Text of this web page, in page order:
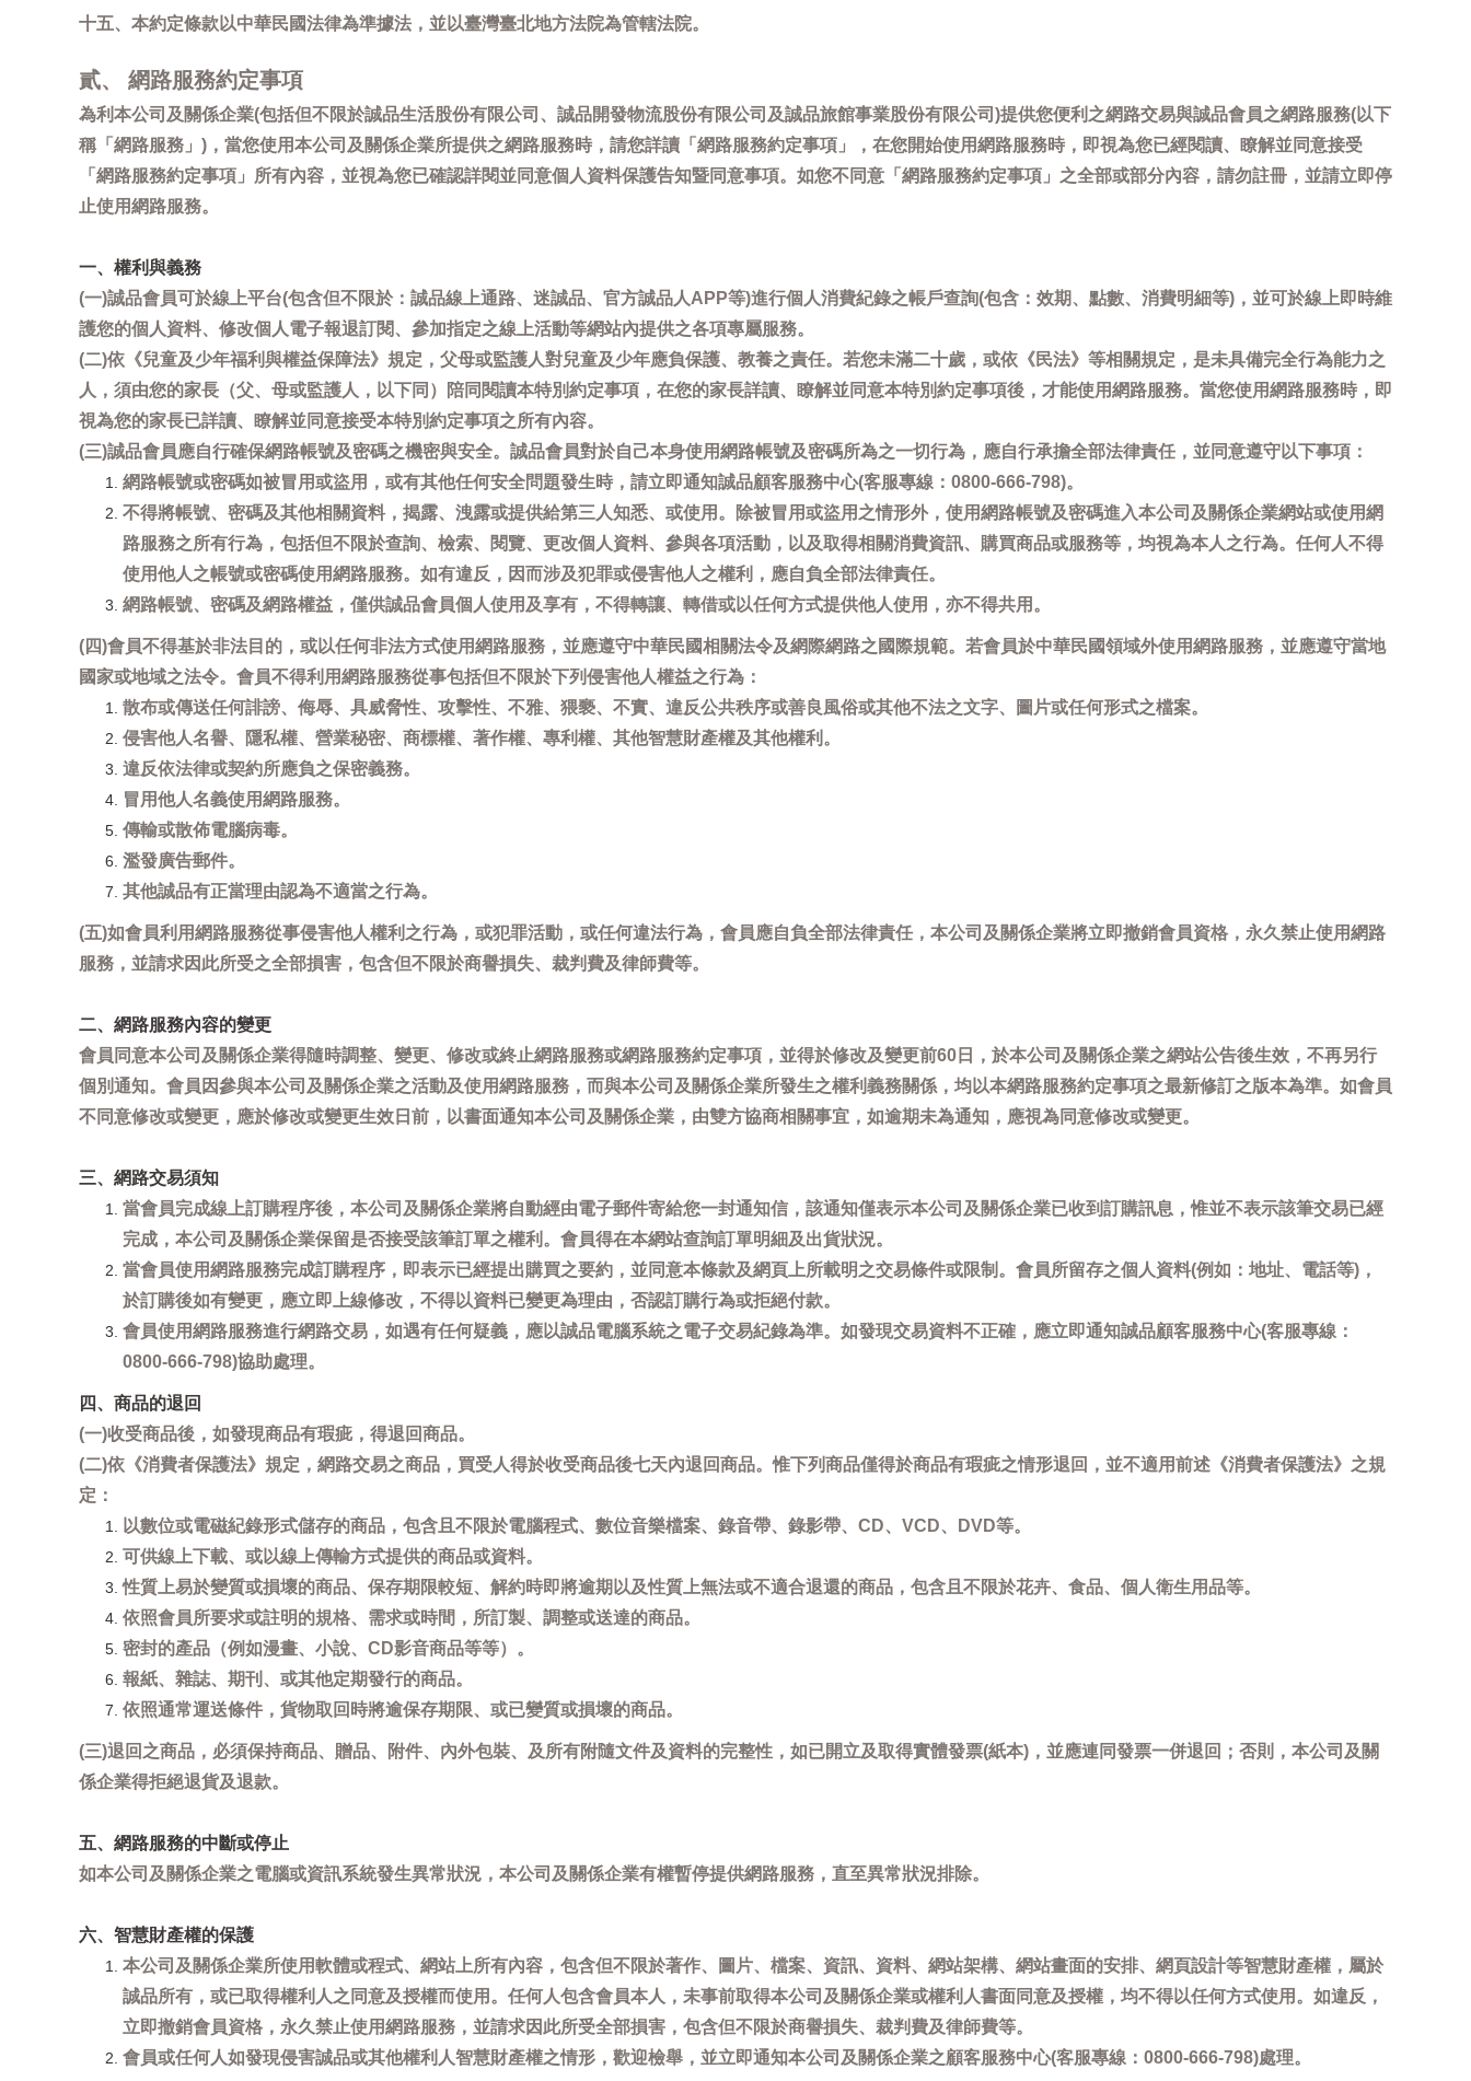
十五、本約定條款以中華民國法律為準據法，並以臺灣臺北地方法院為管轄法院。
貳、 網路服務約定事項
為利本公司及關係企業(包括但不限於誠品生活股份有限公司、誠品開發物流股份有限公司及誠品旅館事業股份有限公司)提供您便利之網路交易與誠品會員之網路服務(以下
稱「網路服務」)，當您使用本公司及關係企業所提供之網路服務時，請您詳讀「網路服務約定事項」，在您開始使用網路服務時，即視為您已經閱讀、瞭解並同意接受
「網路服務約定事項」所有內容，並視為您已確認詳閱並同意個人資料保護告知暨同意事項。如您不同意「網路服務約定事項」之全部或部分內容，請勿註冊，並請立即停
止使用網路服務。
一、權利與義務
(一)誠品會員可於線上平台(包含但不限於：誠品線上通路、迷誠品、官方誠品人APP等)進行個人消費紀錄之帳戶查詢(包含：效期、點數、消費明細等)，並可於線上即時維
護您的個人資料、修改個人電子報退訂閱、參加指定之線上活動等網站內提供之各項專屬服務。
(二)依《兒童及少年福利與權益保障法》規定，父母或監護人對兒童及少年應負保護、教養之責任。若您未滿二十歲，或依《民法》等相關規定，是未具備完全行為能力之
人，須由您的家長（父、母或監護人，以下同）陪同閱讀本特別約定事項，在您的家長詳讀、瞭解並同意本特別約定事項後，才能使用網路服務。當您使用網路服務時，即
視為您的家長已詳讀、瞭解並同意接受本特別約定事項之所有內容。
(三)誠品會員應自行確保網路帳號及密碼之機密與安全。誠品會員對於自己本身使用網路帳號及密碼所為之一切行為，應自行承擔全部法律責任，並同意遵守以下事項：
網路帳號或密碼如被冒用或盜用，或有其他任何安全問題發生時，請立即通知誠品顧客服務中心(客服專線：0800-666-798)。
不得將帳號、密碼及其他相關資料，揭露、洩露或提供給第三人知悉、或使用。除被冒用或盜用之情形外，使用網路帳號及密碼進入本公司及關係企業網站或使用網
路服務之所有行為，包括但不限於查詢、檢索、閱覽、更改個人資料、參與各項活動，以及取得相關消費資訊、購買商品或服務等，均視為本人之行為。任何人不得
使用他人之帳號或密碼使用網路服務。如有違反，因而涉及犯罪或侵害他人之權利，應自負全部法律責任。
網路帳號、密碼及網路權益，僅供誠品會員個人使用及享有，不得轉讓、轉借或以任何方式提供他人使用，亦不得共用。
(四)會員不得基於非法目的，或以任何非法方式使用網路服務，並應遵守中華民國相關法令及網際網路之國際規範。若會員於中華民國領域外使用網路服務，並應遵守當地
國家或地域之法令。會員不得利用網路服務從事包括但不限於下列侵害他人權益之行為：
散布或傳送任何誹謗、侮辱、具威脅性、攻擊性、不雅、猥褻、不實、違反公共秩序或善良風俗或其他不法之文字、圖片或任何形式之檔案。
侵害他人名譽、隱私權、營業秘密、商標權、著作權、專利權、其他智慧財產權及其他權利。
違反依法律或契約所應負之保密義務。
冒用他人名義使用網路服務。
傳輸或散佈電腦病毒。
濫發廣告郵件。
其他誠品有正當理由認為不適當之行為。
(五)如會員利用網路服務從事侵害他人權利之行為，或犯罪活動，或任何違法行為，會員應自負全部法律責任，本公司及關係企業將立即撤銷會員資格，永久禁止使用網路
服務，並請求因此所受之全部損害，包含但不限於商譽損失、裁判費及律師費等。
二、網路服務內容的變更
會員同意本公司及關係企業得隨時調整、變更、修改或終止網路服務或網路服務約定事項，並得於修改及變更前60日，於本公司及關係企業之網站公告後生效，不再另行
個別通知。會員因參與本公司及關係企業之活動及使用網路服務，而與本公司及關係企業所發生之權利義務關係，均以本網路服務約定事項之最新修訂之版本為準。如會員
不同意修改或變更，應於修改或變更生效日前，以書面通知本公司及關係企業，由雙方協商相關事宜，如逾期未為通知，應視為同意修改或變更。
三、網路交易須知
當會員完成線上訂購程序後，本公司及關係企業將自動經由電子郵件寄給您一封通知信，該通知僅表示本公司及關係企業已收到訂購訊息，惟並不表示該筆交易已經
完成，本公司及關係企業保留是否接受該筆訂單之權利。會員得在本網站查詢訂單明細及出貨狀況。
當會員使用網路服務完成訂購程序，即表示已經提出購買之要約，並同意本條款及網頁上所載明之交易條件或限制。會員所留存之個人資料(例如：地址、電話等)，
於訂購後如有變更，應立即上線修改，不得以資料已變更為理由，否認訂購行為或拒絕付款。
會員使用網路服務進行網路交易，如遇有任何疑義，應以誠品電腦系統之電子交易紀錄為準。如發現交易資料不正確，應立即通知誠品顧客服務中心(客服專線：
0800-666-798)協助處理。
四、商品的退回
(一)收受商品後，如發現商品有瑕疵，得退回商品。
(二)依《消費者保護法》規定，網路交易之商品，買受人得於收受商品後七天內退回商品。惟下列商品僅得於商品有瑕疵之情形退回，並不適用前述《消費者保護法》之規
定：
以數位或電磁紀錄形式儲存的商品，包含且不限於電腦程式、數位音樂檔案、錄音帶、錄影帶、CD、VCD、DVD等。
可供線上下載、或以線上傳輸方式提供的商品或資料。
性質上易於變質或損壞的商品、保存期限較短、解約時即將逾期以及性質上無法或不適合退還的商品，包含且不限於花卉、食品、個人衛生用品等。
依照會員所要求或註明的規格、需求或時間，所訂製、調整或送達的商品。
密封的產品（例如漫畫、小說、CD影音商品等等）。
報紙、雜誌、期刊、或其他定期發行的商品。
依照通常運送條件，貨物取回時將逾保存期限、或已變質或損壞的商品。
(三)退回之商品，必須保持商品、贈品、附件、內外包裝、及所有附隨文件及資料的完整性，如已開立及取得實體發票(紙本)，並應連同發票一併退回；否則，本公司及關
係企業得拒絕退貨及退款。
五、網路服務的中斷或停止
如本公司及關係企業之電腦或資訊系統發生異常狀況，本公司及關係企業有權暫停提供網路服務，直至異常狀況排除。
六、智慧財產權的保護
本公司及關係企業所使用軟體或程式、網站上所有內容，包含但不限於著作、圖片、檔案、資訊、資料、網站架構、網站畫面的安排、網頁設計等智慧財產權，屬於
誠品所有，或已取得權利人之同意及授權而使用。任何人包含會員本人，未事前取得本公司及關係企業或權利人書面同意及授權，均不得以任何方式使用。如違反，
立即撤銷會員資格，永久禁止使用網路服務，並請求因此所受全部損害，包含但不限於商譽損失、裁判費及律師費等。
會員或任何人如發現侵害誠品或其他權利人智慧財產權之情形，歡迎檢舉，並立即通知本公司及關係企業之顧客服務中心(客服專線：0800-666-798)處理。